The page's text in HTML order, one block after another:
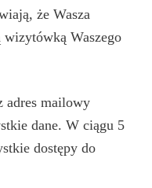
że Wasza
wizytówką Waszego
adres mailowy
dane. W ciągu 5
dostępy do